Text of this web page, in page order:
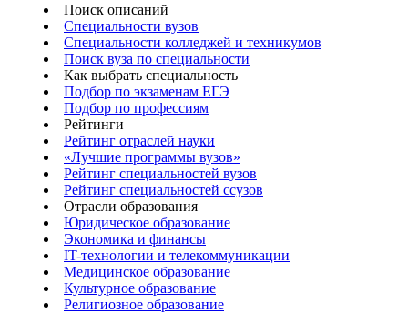
Поиск описаний
Специальности вузов
Специальности колледжей и техникумов
Поиск вуза по специальности
Как выбрать специальность
Подбор по экзаменам ЕГЭ
Подбор по профессиям
Рейтинги
Рейтинг отраслей науки
«Лучшие программы вузов»
Рейтинг специальностей вузов
Рейтинг специальностей ссузов
Отрасли образования
Юридическое образование
Экономика и финансы
IT-технологии и телекоммуникации
Медицинское образование
Культурное образование
Религиозное образование